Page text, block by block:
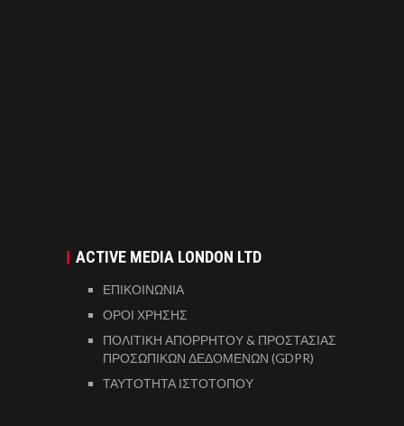
ACTIVE MEDIA LONDON LTD
ΕΠΙΚΟΙΝΩΝΙΑ
ΟΡΟΙ ΧΡΗΣΗΣ
ΠΟΛΙΤΙΚΗ ΑΠΟΡΡΗΤΟΥ & ΠΡΟΣΤΑΣΙΑΣ
ΠΡΟΣΩΠΙΚΩΝ ΔΕΔΟΜΕΝΩΝ (GDPR)
ΤΑΥΤΟΤΗΤΑ ΙΣΤΟΤΟΠΟΥ